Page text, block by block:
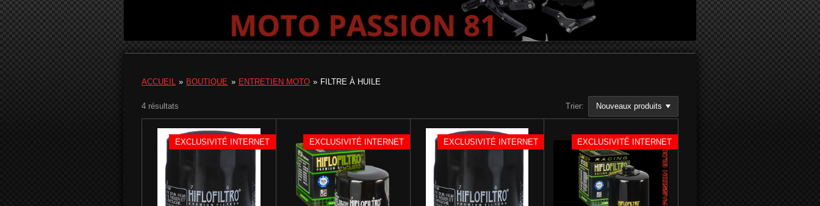
ACCUEIL » BOUTIQUE » ENTRETIEN MOTO » FILTRE À HUILE
4 résultats Trier:
EXCLUSIVITÉ INTERNET EXCLUSIVITÉ INTERNET EXCLUSIVITÉ INTERNET EXCLUSIVITÉ INTERNET